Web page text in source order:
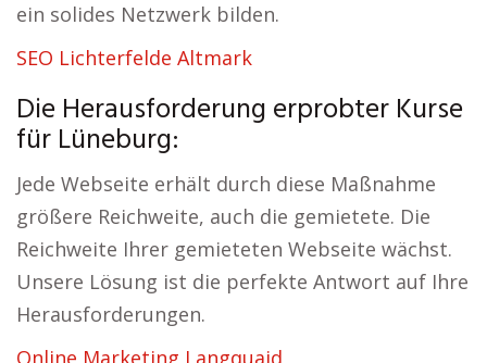
ein solides Netzwerk bilden.
SEO Lichterfelde Altmark
Die Herausforderung erprobter Kurse
für Lüneburg:
Jede Webseite erhält durch diese Maßnahme
größere Reichweite, auch die gemietete. Die
Reichweite Ihrer gemieteten Webseite wächst.
Unsere Lösung ist die perfekte Antwort auf Ihre
Herausforderungen.
Online Marketing Langquaid